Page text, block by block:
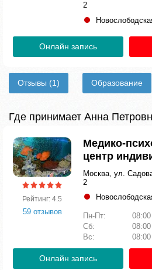
2
Онлайн запись
Отзывы (1) Образование
Где принимает Анна
Рейтинг: 4.5
59 отзывов
Медико-
центр
Москва, ул.
2
Пн-Пт:
Сб:
Вс:
Онлайн запись